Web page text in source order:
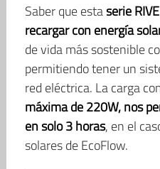
Saber que estaserie
recargar con energía
de vida más sostenible
permitiendo tener un
red eléctrica. La carga
máxima de 220W, nos
en solo 3 horas, en el
solares de EcoFlow.